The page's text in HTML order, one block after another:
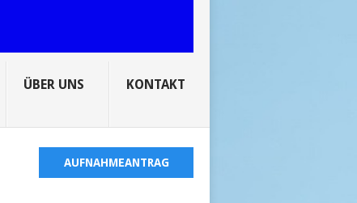
ÜBER UNS KONTAKT
AUFNAHMEANTRAG